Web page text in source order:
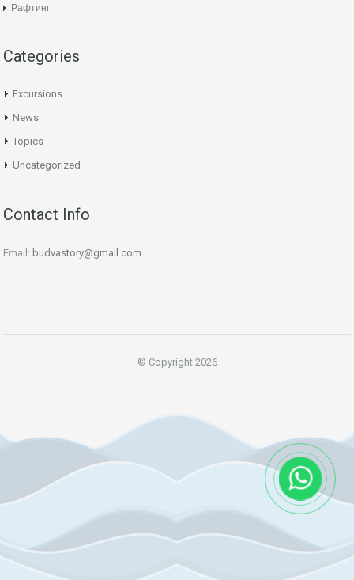
Рафтинг
Categories
Excursions
News
Topics
Uncategorized
Contact Info
Email: budvastory@gmail.com
© Copyright 2026